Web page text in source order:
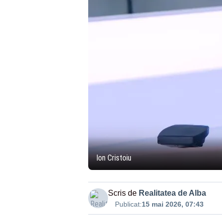
Ion Cristoiu
Scris de Realitatea de Alba
Publicat:15 mai 2026, 07:43